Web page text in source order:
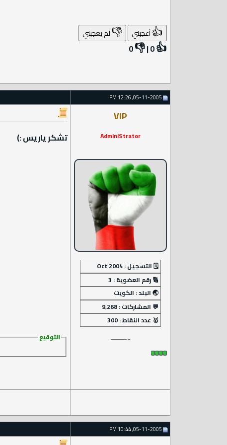
👍أعجبني 👎لم يعجبني
👍
0
|
👎
0
VIP
AdminiStrator تشكر ياريس :)
التوقيع